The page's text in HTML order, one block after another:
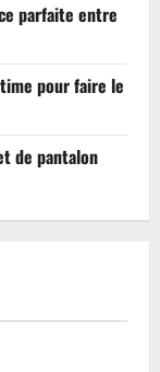
parfaite entre
pour faire le
de pantalon